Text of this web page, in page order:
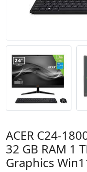
ACER C24-
32 GB RAM 1
Graphics